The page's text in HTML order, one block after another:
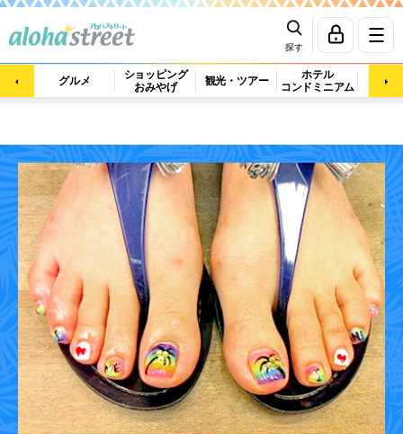
探す
グルメ
ショッピング
おみやげ
観光・ツアー
ホテル
コンドミニアム
マッ